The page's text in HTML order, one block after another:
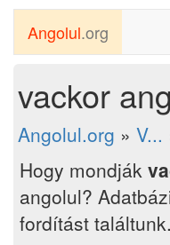
Angolul.org
vackor
Angolul.org » V...
Hogy mondják
angolul?
fordítást